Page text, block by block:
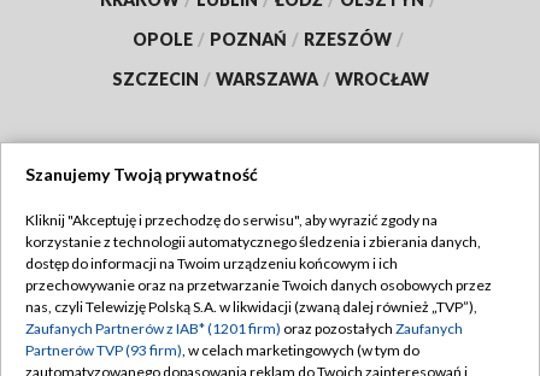
OPOLE / POZNAŃ / RZESZÓW /
SZCZECIN / WARSZAWA / WROCŁAW
TVP
Abonament TVP
Emisja w TVP
Centrum informacji TVP
Regulamin TVP
Polityka prywatności
Moje zgody
Szanujemy Twoją prywatność
Kliknij "Akceptuję i przechodzę do serwisu", aby wyrazić zgody na
korzystanie z technologii automatycznego śledzenia i zbierania danych,
dostęp do informacji na Twoim urządzeniu końcowym i ich
przechowywanie oraz na przetwarzanie Twoich danych osobowych przez
nas, czyli Telewizję Polską S.A. w likwidacji (zwaną dalej również „TVP”),
Zaufanych Partnerów z IAB* (1201 firm) oraz pozostałych Zaufanych
Partnerów TVP (93 firm), w celach marketingowych (w tym do
zautomatyzowanego dopasowania reklam do Twoich zainteresowań i